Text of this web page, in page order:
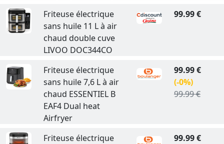
Friteuse électrique
sans huile 11 L à air
chaud double cuve
LIVOO DOC344CO
99.99 €
Friteuse électrique
sans huile 7,6 L à air
chaud ESSENTIEL B
EAF4 Dual heat
Airfryer
99.99 €
(-0%)
99.99 €
Friteuse électrique
99.99 €